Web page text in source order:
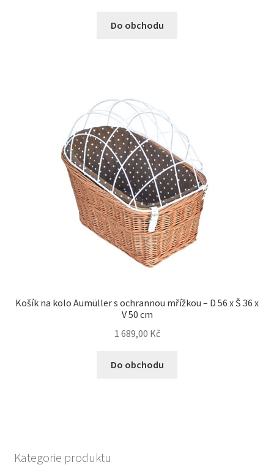
Do obchodu
Košík na kolo Aumüller s ochrannou mřížkou – D 56 x Š 36 x
V 50 cm
1 689,00 Kč
Do obchodu
Kategorie produktu